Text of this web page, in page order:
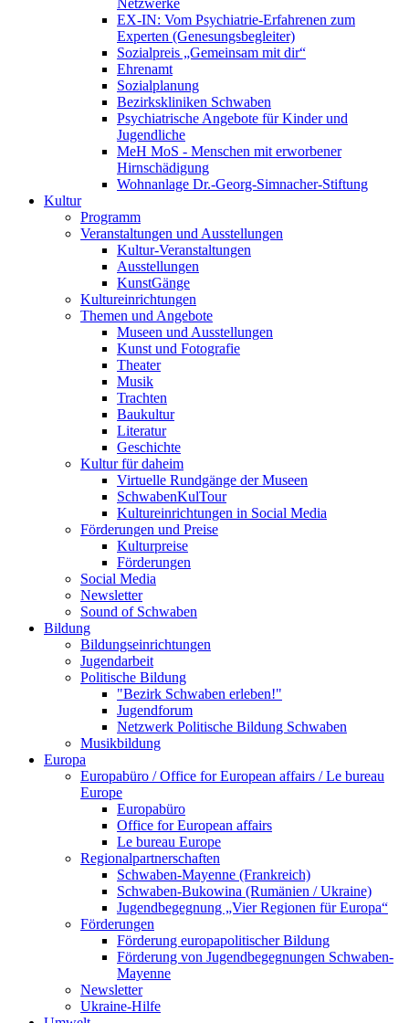
Netzwerke
EX-IN: Vom Psychiatrie-Erfahrenen zum
Experten (Genesungsbegleiter)
Sozialpreis „Gemeinsam mit dir“
Ehrenamt
Sozialplanung
Bezirkskliniken Schwaben
Psychiatrische Angebote für Kinder und
Jugendliche
MeH MoS - Menschen mit erworbener
Hirnschädigung
Wohnanlage Dr.-Georg-Simnacher-Stiftung
Kultur
Programm
Veranstaltungen und Ausstellungen
Kultur-Veranstaltungen
Ausstellungen
KunstGänge
Kultureinrichtungen
Themen und Angebote
Museen und Ausstellungen
Kunst und Fotografie
Theater
Musik
Trachten
Baukultur
Literatur
Geschichte
Kultur für daheim
Virtuelle Rundgänge der Museen
SchwabenKulTour
Kultureinrichtungen in Social Media
Förderungen und Preise
Kulturpreise
Förderungen
Social Media
Newsletter
Sound of Schwaben
Bildung
Bildungseinrichtungen
Jugendarbeit
Politische Bildung
"Bezirk Schwaben erleben!"
Jugendforum
Netzwerk Politische Bildung Schwaben
Musikbildung
Europa
Europabüro / Office for European affairs / Le bureau
Europe
Europabüro
Office for European affairs
Le bureau Europe
Regionalpartnerschaften
Schwaben-Mayenne (Frankreich)
Schwaben-Bukowina (Rumänien / Ukraine)
Jugendbegegnung „Vier Regionen für Europa“
Förderungen
Förderung europapolitischer Bildung
Förderung von Jugendbegegnungen Schwaben-
Mayenne
Newsletter
Ukraine-Hilfe